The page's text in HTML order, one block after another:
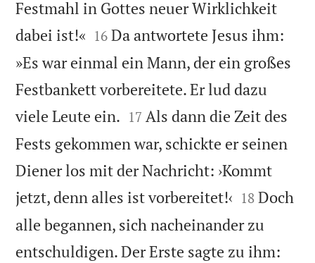
Festmahl in Gottes neuer Wirklichkeit
dabei ist!« 

16 Da antwortete Jesus ihm:
»Es war einmal ein Mann, der ein großes
Festbankett vorbereitete. Er lud dazu
viele Leute ein. 

17 Als dann die Zeit des
Fests gekommen war, schickte er seinen
Diener los mit der Nachricht: ›Kommt
jetzt, denn alles ist vorbereitet!‹ 

18 Doch
alle begannen, sich nacheinander zu
entschuldigen. Der Erste sagte zu ihm: